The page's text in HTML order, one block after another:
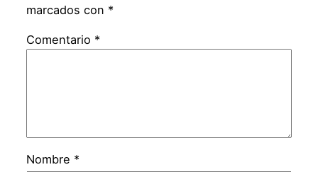
marcados con *
Comentario *
Nombre *